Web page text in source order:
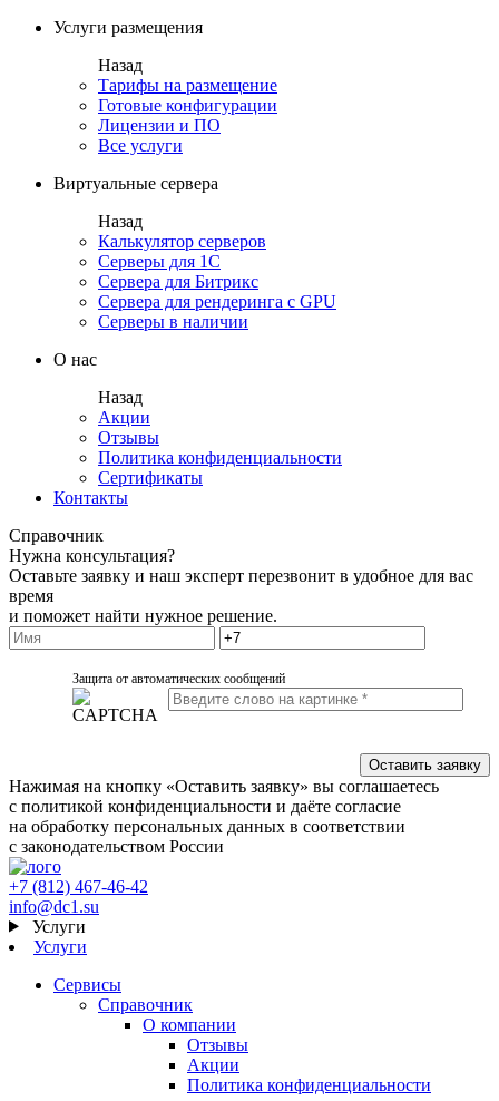
Услуги размещения
Назад
Тарифы на размещение
Готовые конфигурации
Лицензии и ПО
Все услуги
Виртуальные сервера
Назад
Калькулятор серверов
Серверы для 1С
Сервера для Битрикс
Сервера для рендеринга с GPU
Серверы в наличии
О нас
Назад
Акции
Отзывы
Политика конфиденциальности
Сертификаты
Контакты
Справочник
Нужна консультация?
Оставьте заявку и наш эксперт перезвонит в удобное для вас
время
и поможет найти нужное решение.
Защита от автоматических сообщений
Нажимая на кнопку «Оставить заявку» вы соглашаетесь
с политикой конфиденциальности и даёте согласие
на обработку персональных данных в соответствии
с законодательством России
+7 (812) 467-46-42
info@dc1.su
Услуги
Услуги
Сервисы
Справочник
О компании
Отзывы
Акции
Политика конфиденциальности